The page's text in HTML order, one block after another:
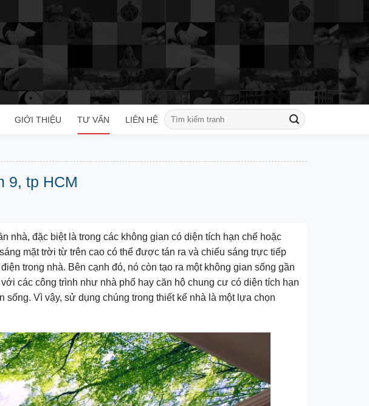
GIỚI THIỆU TƯ VẤN LIÊN HỆ
Tìm
kiếm:
9, tp HCM
nhà, đặc biệt là trong các không gian có diện tích hạn chế hoặc
mặt trời từ trên cao có thể được tán ra và chiếu sáng trực tiếp
trong nhà. Bên cạnh đó, nó còn tạo ra một không gian sống gần
các công trình như nhà phố hay căn hộ chung cư có diện tích hạn
Vì vậy, sử dụng chúng trong thiết kế nhà là một lựa chọn